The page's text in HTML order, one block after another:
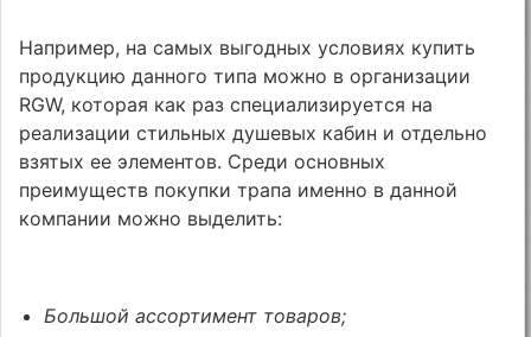
Например, на самых выгодных условиях купить
продукцию данного типа можно в организации
RGW, которая как раз специализируется на
реализации стильных душевых кабин и отдельно
взятых ее элементов. Среди основных
преимуществ покупки трапа именно в данной
компании можно выделить:
Большой ассортимент товаров;